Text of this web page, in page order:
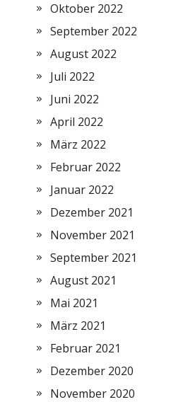
Oktober 2022
September 2022
August 2022
Juli 2022
Juni 2022
April 2022
März 2022
Februar 2022
Januar 2022
Dezember 2021
November 2021
September 2021
August 2021
Mai 2021
März 2021
Februar 2021
Dezember 2020
November 2020